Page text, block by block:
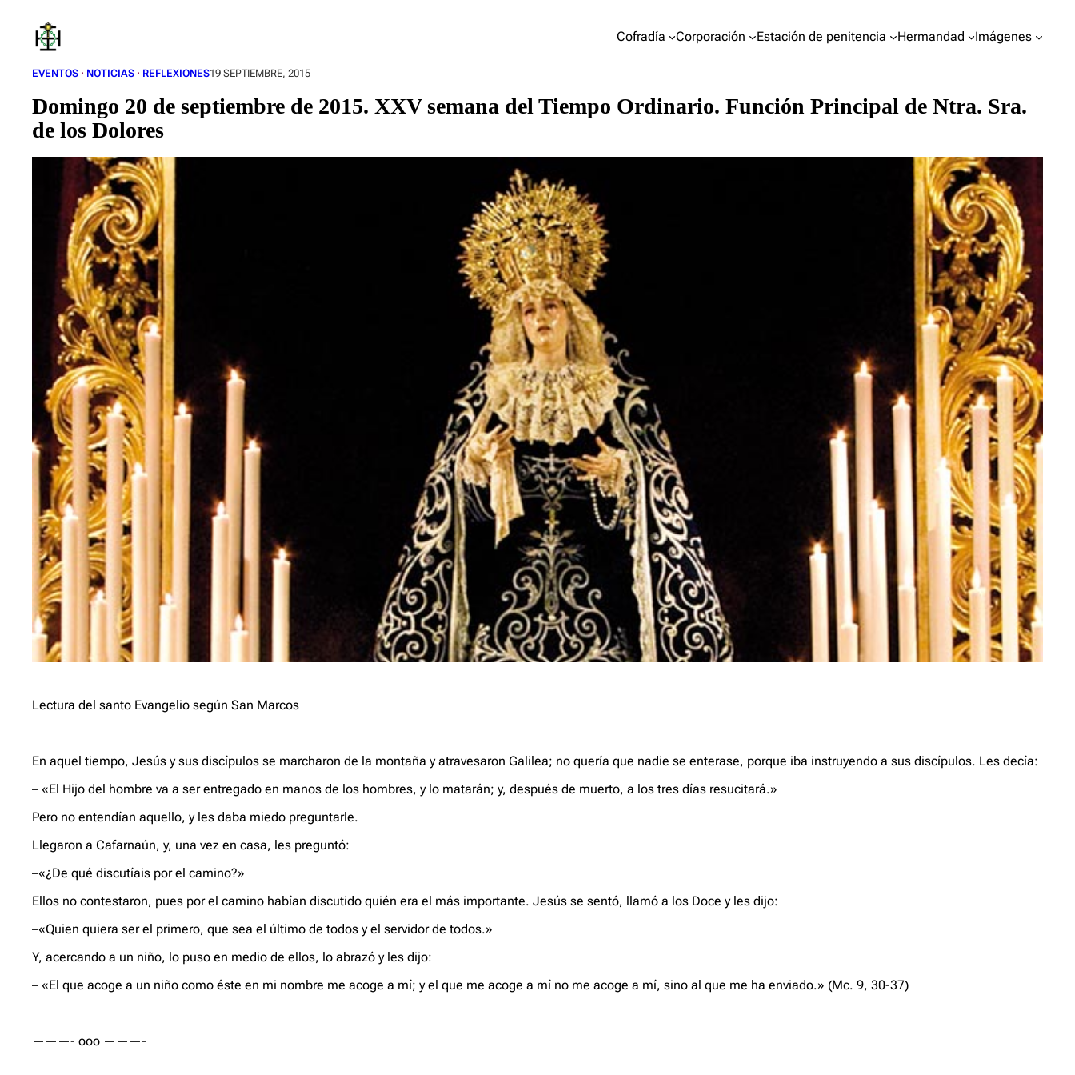
contenido
Cofradía Corporación Estación de penitencia Hermandad Imágenes
EVENTOS · NOTICIAS · REFLEXIONES19 SEPTIEMBRE, 2015
Domingo 20 de septiembre de 2015. XXV semana del Tiempo Ordinario. Función Principal de Ntra. Sra.
de los Dolores
Lectura del santo Evangelio según San Marcos
En aquel tiempo, Jesús y sus discípulos se marcharon de la montaña y atravesaron Galilea; no quería que nadie se enterase, porque iba instruyendo a sus discípulos. Les decía:
– «El Hijo del hombre va a ser entregado en manos de los hombres, y lo matarán; y, después de muerto, a los tres días resucitará.»
Pero no entendían aquello, y les daba miedo preguntarle.
Llegaron a Cafarnaún, y, una vez en casa, les preguntó:
–«¿De qué discutíais por el camino?»
Ellos no contestaron, pues por el camino habían discutido quién era el más importante. Jesús se sentó, llamó a los Doce y les dijo:
–«Quien quiera ser el primero, que sea el último de todos y el servidor de todos.»
Y, acercando a un niño, lo puso en medio de ellos, lo abrazó y les dijo:
– «El que acoge a un niño como éste en mi nombre me acoge a mí; y el que me acoge a mí no me acoge a mí, sino al que me ha enviado.» (Mc. 9, 30-37)
———- ooo ———-